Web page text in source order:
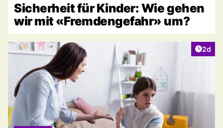
Sicherheit für Kinder: Wie gehen
wir mit «Fremdengefahr» um?
2d